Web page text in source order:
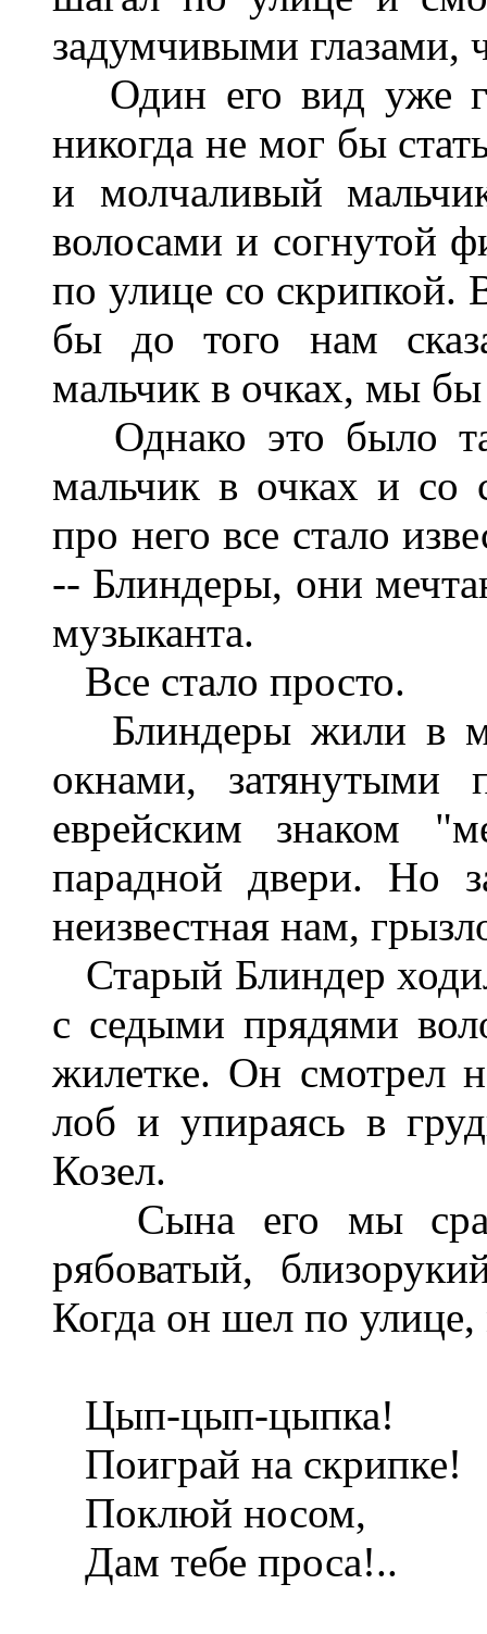
задумчивыми глазами,
Один его вид уже
никогда не мог бы
и молчаливый
волосами и согнутой
по улице со скрипкой.
бы до того нам
мальчик в очках, мы
Однако это было
мальчик в очках и со
про него все стало
-- Блиндеры, они
музыканта.
Все стало просто.
Блиндеры жили в
окнами, затянутыми
еврейским знаком
парадной двери. Но
неизвестная нам,
Старый Блиндер
с седыми прядями
жилетке. Он смотрел
лоб и упираясь в
Козел.
Сына его мы
рябоватый,
Когда он шел по
Цып-цып-цыпка!
Поиграй на скрипке!
Поклюй носом,
Дам тебе проса!..